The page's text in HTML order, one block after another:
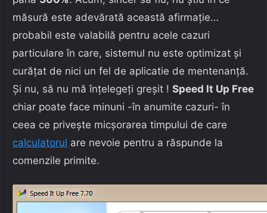
măsură este adevărată această afirmație…
probabil este valabilă pentru acele cazuri
particulare în care, sistemul nu este optimizat și
curățat de nici un fel de aplicatie de mentenanță.
Și nu, să nu mă înțelegeți greșit ! Speed It Up Free
chiar poate face minuni -în anumite cazuri- în
ceea ce privește micșorarea timpului de care
calculatorul are nevoie pentru a răspunde la
comenzile primite.